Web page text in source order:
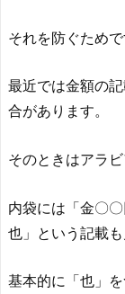
それを防ぐためで
最近では金額の
合があります。
そのときはアラ
内袋には「金〇
也」という記載も
基本的に「也」